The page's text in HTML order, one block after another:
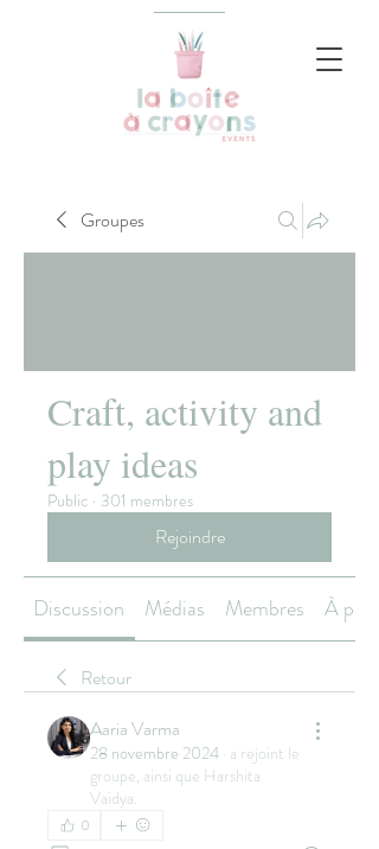
Groupes
Craft, activity and
play ideas
Public · 301 membres
Rejoindre
Discussion Médias Membres À
Retour
Aaria Varma
28 novembre 2024 · a rejoint le
groupe, ainsi que Harshita
Vaidya.
0